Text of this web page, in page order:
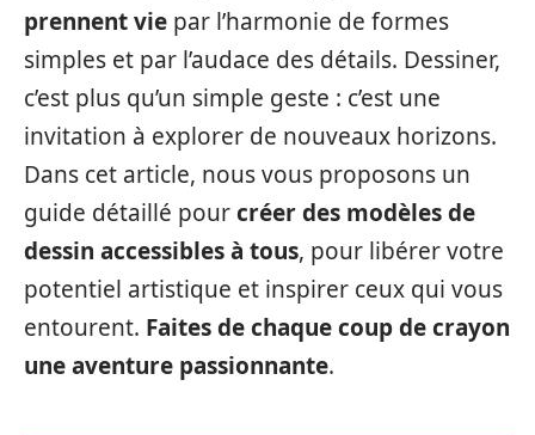
prennent vie par l’harmonie de formes
simples et par l’audace des détails. Dessiner,
c’est plus qu’un simple geste : c’est une
invitation à explorer de nouveaux horizons.
Dans cet article, nous vous proposons un
guide détaillé pourcréer des modèles de
dessin accessibles à tous, pour libérer votre
potentiel artistique et inspirer ceux qui vous
entourent. Faites de chaque coup de crayon
une aventure passionnante.